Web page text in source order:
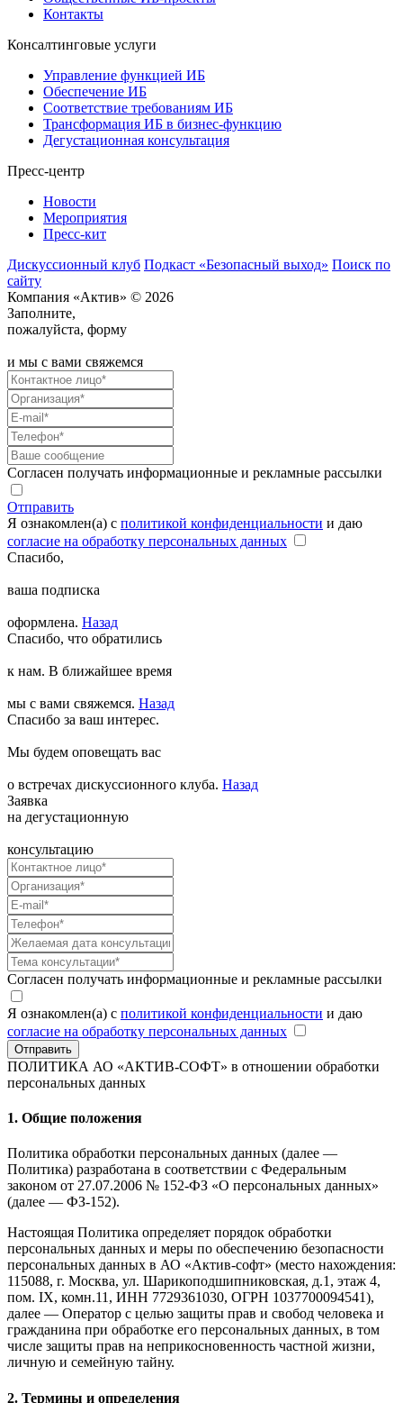
Контакты
Консалтинговые услуги
Управление функцией ИБ
Обеспечение ИБ
Соответствие требованиям ИБ
Трансформация ИБ в бизнес-функцию
Дегустационная консультация
Пресс-центр
Новости
Мероприятия
Пресс-кит
Дискуссионный клуб Подкаст «Безопасный выход» Поиск по
сайту
Компания «Актив» © 2026
Заполните,
пожалуйста, форму
и мы с вами свяжемся
Согласен получать информационные и рекламные рассылки
Отправить
Я ознакомлен(а) с политикой конфиденциальности и даю
согласие на обработку персональных данных
Спасибо,
ваша подписка
оформлена. Назад
Спасибо, что обратились
к нам. В ближайшее время
мы с вами свяжемся. Назад
Спасибо за ваш интерес.
Мы будем оповещать вас
о встречах дискуссионного клуба. Назад
Заявка
на дегустационную
консультацию
Согласен получать информационные и рекламные рассылки
Я ознакомлен(а) с политикой конфиденциальности и даю
согласие на обработку персональных данных
Отправить
ПОЛИТИКА АО «АКТИВ-СОФТ» в отношении обработки
персональных данных
1. Общие положения
Политика обработки персональных данных (далее —
Политика) разработана в соответствии с Федеральным
законом от 27.07.2006 № 152-ФЗ «О персональных данных»
(далее — ФЗ-152).
Настоящая Политика определяет порядок обработки
персональных данных и меры по обеспечению безопасности
персональных данных в АО «Актив-софт» (место нахождения:
115088, г. Москва, ул. Шарикоподшипниковская, д.1, этаж 4,
пом. IX, комн.11, ИНН 7729361030, ОГРН 1037700094541),
далее — Оператор с целью защиты прав и свобод человека и
гражданина при обработке его персональных данных, в том
числе защиты прав на неприкосновенность частной жизни,
личную и семейную тайну.
2. Термины и определения